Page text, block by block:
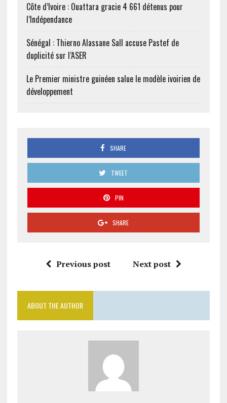
Côte d’Ivoire : Ouattara gracie 4 661 détenus pour
l’Indépendance
Sénégal : Thierno Alassane Sall accuse Pastef de
duplicité sur l’ASER
Le Premier ministre guinéen salue le modèle ivoirien de
développement
SHARE
TWEET
PIN
SHARE
Previous post Next post
ABOUT THE AUTHOR